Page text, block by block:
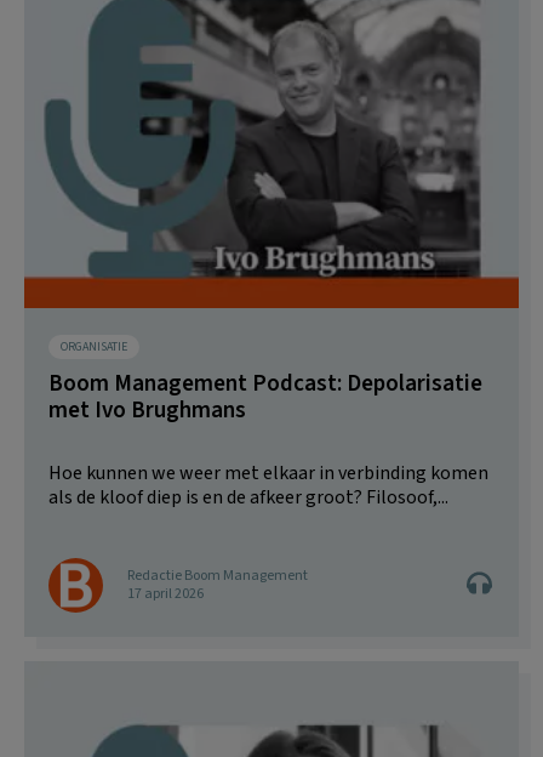
ORGANISATIE
Boom Management Podcast: Depolarisatie
met Ivo Brughmans
Hoe kunnen we weer met elkaar in verbinding komen
als de kloof diep is en de afkeer groot? Filosoof,...
Redactie Boom Management
17 april 2026